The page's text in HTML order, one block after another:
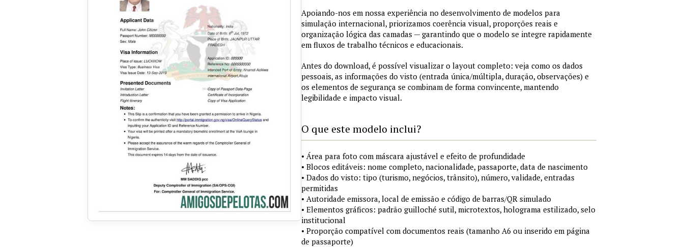
Apoiando-nos em nossa experiência no desenvolvimento de modelos para
simulação internacional, priorizamos coerência visual, proporções reais e
organização lógica das camadas — garantindo que o modelo se integre rapidamente
em fluxos de trabalho técnicos e educacionais.
Antes do download, é possível visualizar o layout completo: veja como os dados
pessoais, as informações do visto (entrada única/múltipla, duração, observações) e
os elementos de segurança se combinam de forma convincente, mantendo
legibilidade e impacto visual.
O que este modelo inclui?
• Área para foto com máscara ajustável e efeito de profundidade
• Blocos editáveis: nome completo, nacionalidade, passaporte, data de nascimento
• Dados do visto: tipo (turismo, negócios, trânsito), número, validade, entradas
permitidas
• Autoridade emissora, local de emissão e código de barras/QR simulado
• Elementos gráficos: padrão guilloché sutil, microtextos, holograma estilizado, selo
institucional
• Proporção compatível com documentos reais (tamanho A6 ou inserido em página
de passaporte)